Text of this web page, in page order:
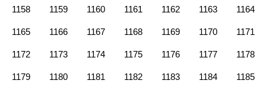
1158 1159 1160 1161 1162 1163 1164
1165 1166 1167 1168 1169 1170 1171
1172 1173 1174 1175 1176 1177 1178
1179 1180 1181 1182 1183 1184 1185